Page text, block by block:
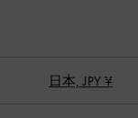
日本, JPY ¥